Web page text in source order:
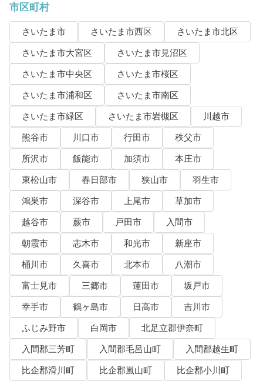
市区町村
さいたま市 さいたま市西区
さいたま市北区
さいたま市大宮区
さいたま市見沼区
さいたま市中央区
さいたま市桜区
さいたま市浦和区
さいたま市南区
さいたま市緑区
さいたま市岩槻区
川越市
熊谷市
川口市 行田市
秩父市
所沢市
飯能市 加須市
本庄市
東松山市
春日部市 狭山市
羽生市
鴻巣市
深谷市 上尾市
草加市
越谷市
蕨市 戸田市
入間市
朝霞市
志木市 和光市
新座市
桶川市
久喜市 北本市
八潮市
富士見市
三郷市 蓮田市
坂戸市
幸手市
鶴ヶ島市 日高市
吉川市
ふじみ野市
白岡市
北足立郡伊奈町
入間郡三芳町
入間郡毛呂山町
入間郡越生町
比企郡滑川町
比企郡嵐山町
比企郡小川町